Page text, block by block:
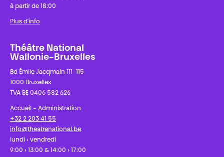
à partir de 18:00
Plus d'info
Théâtre National
Wallonie-Bruxelles
Bd Émile Jacqmain 111-115
1000 Bruxelles
TVA BE 0406 582 626
Accueil - Administration
+32 2 203 41 55
info@theatrenational.be
lundi › vendredi
9:00 › 13:00 & 14:00 › 17:00